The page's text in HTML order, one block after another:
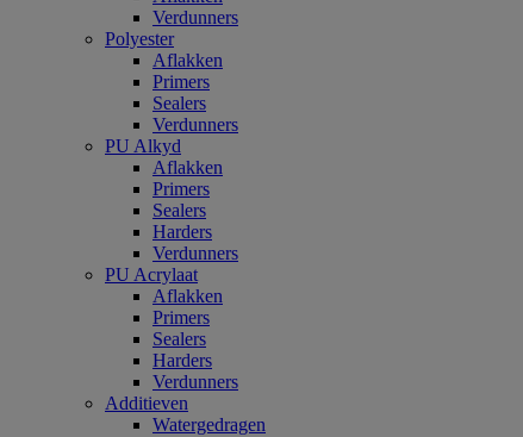
Verdunners
Polyester
Aflakken
Primers
Sealers
Verdunners
PU Alkyd
Aflakken
Primers
Sealers
Harders
Verdunners
PU Acrylaat
Aflakken
Primers
Sealers
Harders
Verdunners
Additieven
Watergedragen